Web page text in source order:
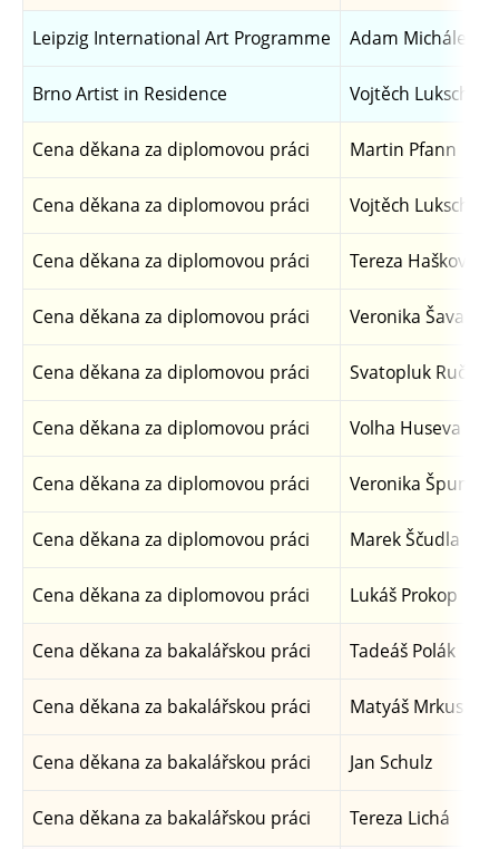
Leipzig International Art Programme Adam Michálek
Brno Artist in Residence Vojtěch Luksch
Cena děkana za diplomovou práci Martin Pfann
Cena děkana za diplomovou práci Vojtěch Luksch
Cena děkana za diplomovou práci Tereza Hašková
Cena děkana za diplomovou práci Veronika Šavarová
Cena děkana za diplomovou práci Svatopluk Ručka
Cena děkana za diplomovou práci Volha Huseva
Cena děkana za diplomovou práci Veronika
Cena děkana za diplomovou práci Marek Ščudla
Cena děkana za diplomovou práci Lukáš Prokop
Cena děkana za bakalářskou práci Tadeáš Polák
Cena děkana za bakalářskou práci Matyáš Mrkus
Cena děkana za bakalářskou práci Jan Schulz
Cena děkana za bakalářskou práci Tereza Lichá